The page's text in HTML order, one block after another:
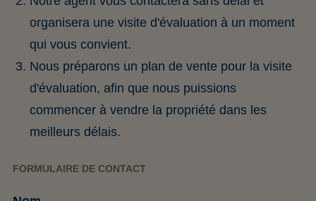
organisera une visite d'évaluation à un moment
qui vous convient.
Nous préparons un plan de vente pour la visite
d'évaluation, afin que nous puissions
commencer à vendre la propriété dans les
meilleurs délais.
FORMULAIRE DE CONTACT